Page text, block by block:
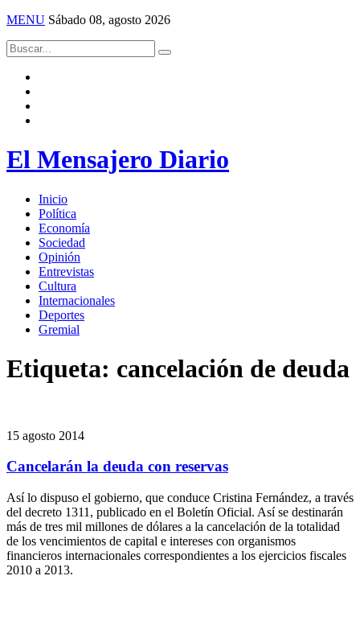
MENU Sábado 08, agosto 2026
El Mensajero Diario
Inicio
Política
Economía
Sociedad
Opinión
Entrevistas
Cultura
Internacionales
Deportes
Gremial
Etiqueta: cancelación de deuda
15 agosto 2014
Cancelarán la deuda con reservas
Así lo dispuso el gobierno, que conduce Cristina Fernández, a través
del decreto 1311, publicado en el Boletín Oficial. Así se destinarán
más de tres mil millones de dólares a la cancelación de la totalidad
de los vencimientos de capital e intereses con organismos
financieros internacionales correspondientes a los ejercicios fiscales
2010 a 2013.